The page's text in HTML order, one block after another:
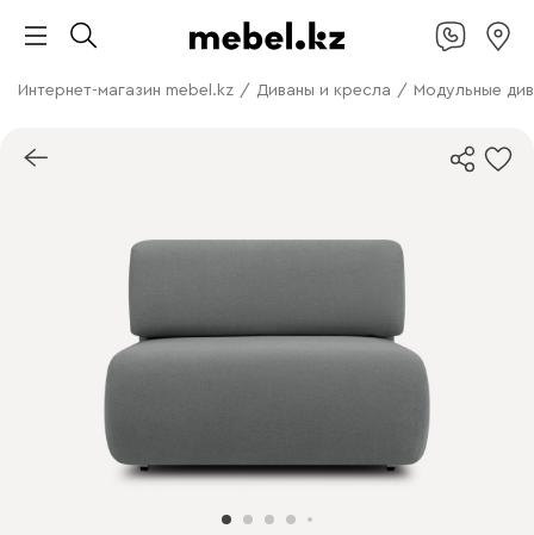
Интернет-магазин mebel.kz / Диваны и кресла / Модульные